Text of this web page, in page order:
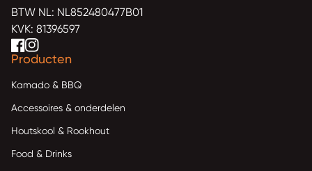
BTW NL: NL852480477B01
KVK: 81396597
Facebook
(link opent in nieuw tabblad/venster)
(link opent in nieuw tabblad/venster)
(link opent in nieuw tabblad/venster)
Instagram
(link opent in nieuw tabblad/venster)
(link opent in nieuw tabblad/venster)
(link opent in nieuw tabblad/venster)
Producten
Kamado & BBQ
Accessoires & onderdelen
Houtskool & Rookhout
Food & Drinks